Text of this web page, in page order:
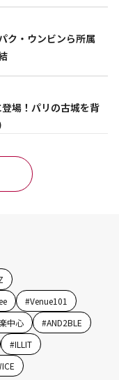
ク・ウンビンら所属
場！パリの古城を背
#Venue101
中心 #AND2BLE
#ILLIT